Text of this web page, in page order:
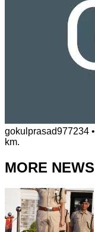
gokulprasad977234 •
km.
MORE NEWS